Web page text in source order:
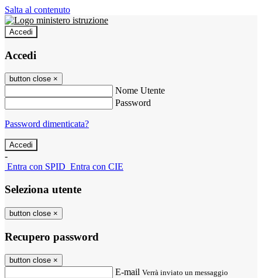
Salta al contenuto
Accedi
Accedi
button close ×
Nome Utente
Password
Password dimenticata?
-
Entra con SPID Entra con CIE
Seleziona utente
button close ×
Recupero password
button close ×
E-mail Verrà inviato un messaggio